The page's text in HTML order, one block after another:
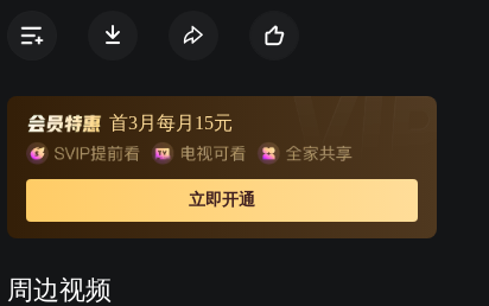
首3月每月15元
立即开通
周边视频